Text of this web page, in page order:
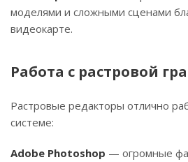
моделями и сложными сценами
видеокарте.
Работа с растровой
Растровые редакторы отлично
системе:
Adobe Photoshop — огромные